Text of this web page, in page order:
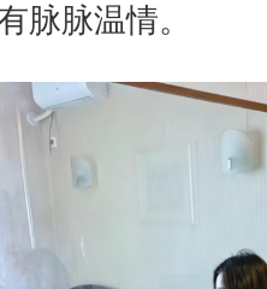
脉脉温情。